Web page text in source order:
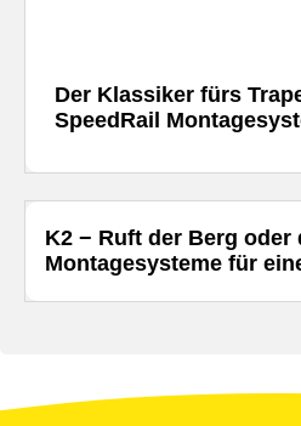
Der Klassiker fürs
SpeedRail
K2 − Ruft der Berg oder
Montagesysteme für